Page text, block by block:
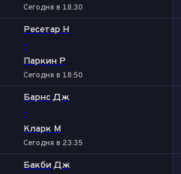
Сегодня в 18:30
Ресетар Н
-
Паркин Р
Сегодня в 18:50
Барнс Дж
-
Кларк М
Сегодня в 23:35
Бакби Дж